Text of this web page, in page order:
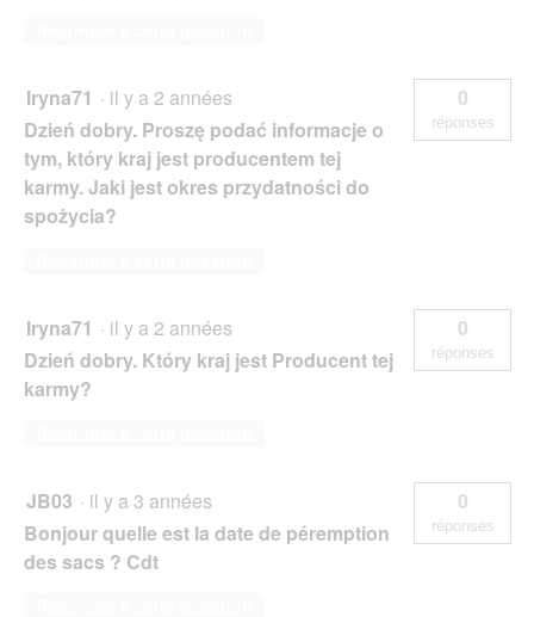
Iryna71 · il y a 2 années
Dzień dobry. Proszę podać informacje o
tym, który kraj jest producentem tej
karmy. Jaki jest okres przydatności do
spożycia?
0
réponses
Iryna71 · il y a 2 années
Dzień dobry. Który kraj jest Producent tej
karmy?
0
réponses
JB03 · il y a 3 années
Bonjour quelle est la date de péremption
des sacs ? Cdt
0
réponses